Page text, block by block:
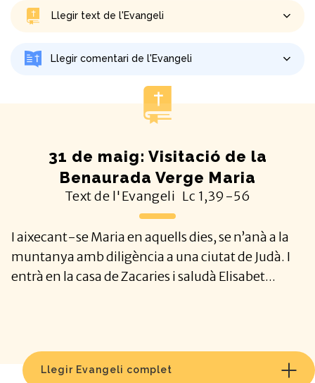
Llegir text de l'Evangeli
Llegir comentari de l'Evangeli
31 de maig: Visitació de la
Benaurada Verge Maria
Text de l'Evangeli Lc 1,39-56
I aixecant-se Maria en aquells dies, se n’anà a la
muntanya amb diligència a una ciutat de Judà. I
entrà en la casa de Zacaries i saludà Elisabet...
Llegir Evangeli complet